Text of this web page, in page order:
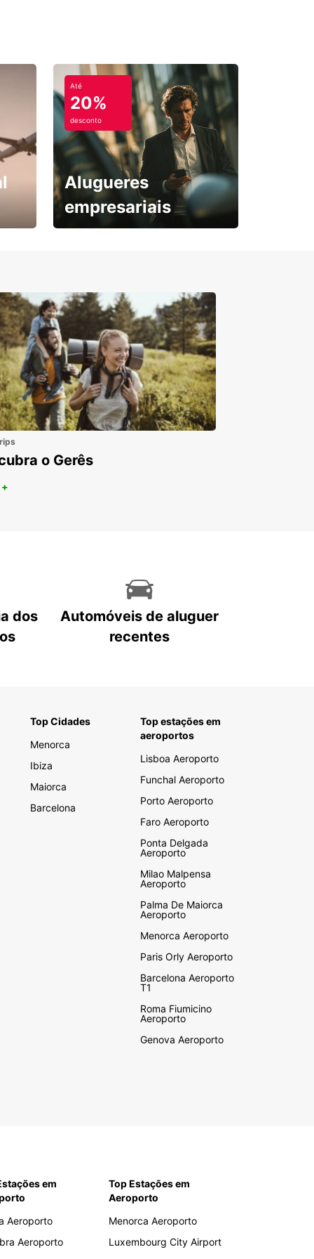
Até
20%
desconto
Alugueres
empresariais
o Gerês
dos
Automóveis de aluguer
recentes
Top Cidades
Menorca
Ibiza
Maiorca
Barcelona
Top estações em
aeroportos
Lisboa Aeroporto
Funchal Aeroporto
Porto Aeroporto
Faro Aeroporto
Ponta Delgada
Aeroporto
Milao Malpensa
Aeroporto
Palma De Maiorca
Aeroporto
Menorca Aeroporto
Paris Orly Aeroporto
Barcelona Aeroporto
T1
Roma Fiumicino
Aeroporto
Genova Aeroporto
em
Aeroporto
Aeroporto
Top Estações em
Aeroporto
Menorca Aeroporto
Luxembourg City Airport